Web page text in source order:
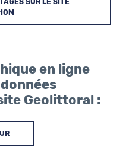
SUR LE SITE
en ligne
Geolittoral :